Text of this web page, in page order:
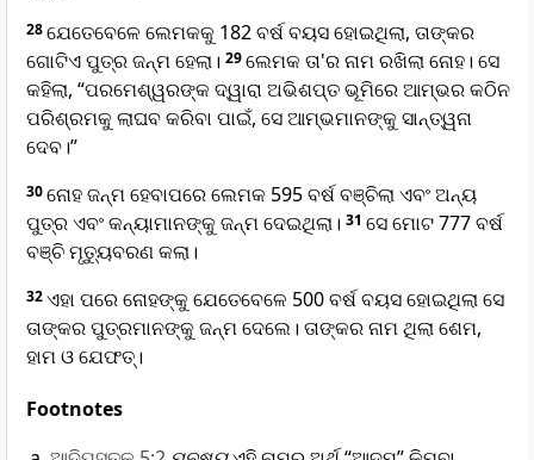
28ଯେତେବେଳେ ଲେମକକୁ 182 ବର୍ଷ ବୟସ ହୋଇଥିଲା, ତାଙ୍କର
ଗୋଟିଏ ପୁତ୍ର ଜନ୍ମ ହେଲା। 29ଲେମକ ତା'ର ନାମ ରଖିଲା ନୋହ। ସେ
କହିଲା, “ପରମେଶ୍ୱରଙ୍କ ଦ୍ୱାରା ଅଭିଶପ୍ତ ଭୂମିରେ ଆମ୍ଭର କଠିନ
ପରିଶ୍ରମକୁ ଲାଘବ କରିବା ପାଇଁ, ସେ ଆମ୍ଭମାନଙ୍କୁ ସାନ୍ତ୍ୱନା
ଦେବ।”
30ନୋହ ଜନ୍ମ ହେବାପରେ ଲେମକ 595 ବର୍ଷ ବଞ୍ଚିଲା ଏବଂ ଅନ୍ୟ
ପୁତ୍ର ଏବଂ କନ୍ୟାମାନଙ୍କୁ ଜନ୍ମ ଦେଇଥିଲା। 31 ସେ ମୋଟ 777 ବର୍ଷ
ବଞ୍ଚି ମୃତ୍ୟୁବରଣ କଲା।
32ଏହା ପରେ ନୋହଙ୍କୁ ଯେତେବେଳେ 500 ବର୍ଷ ବୟସ ହୋଇଥିଲା ସେ
ତାଙ୍କର ପୁତ୍ରମାନଙ୍କୁ ଜନ୍ମ ଦେଲେ। ତାଙ୍କର ନାମ ଥିଲା ଶେମ,
ହାମ ଓ ଯେଫତ୍।
Footnotes